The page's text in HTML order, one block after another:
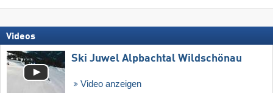
Videos
Ski Juwel Alpbachtal Wildschönau
Video anzeigen